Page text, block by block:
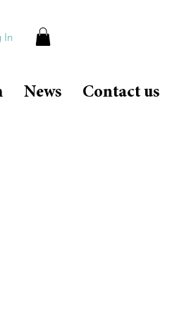
In
News Contact us